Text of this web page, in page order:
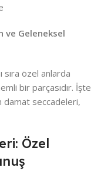
ve Geleneksel
özel anlarda
bir parçasıdır. İşte
damat seccadeleri,
Özel